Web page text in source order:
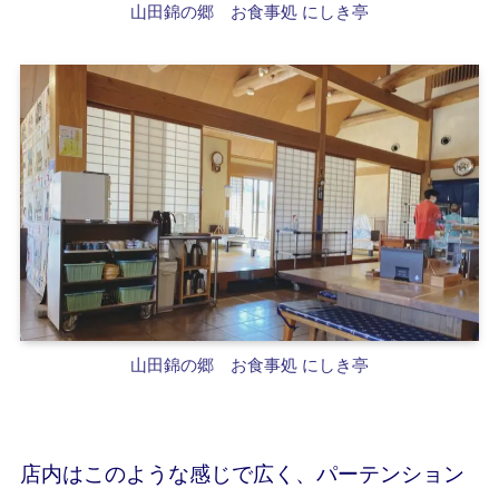
山田錦の郷 お食事処 にしき亭
山田錦の郷 お食事処 にしき亭
店内はこのような感じで広く、パーテンション